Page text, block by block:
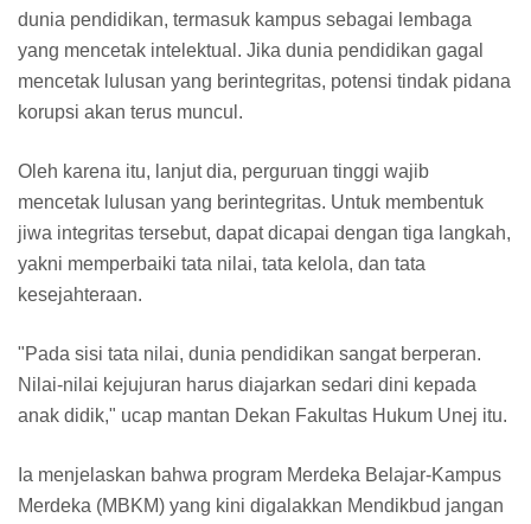
dunia pendidikan, termasuk kampus sebagai lembaga
yang mencetak intelektual. Jika dunia pendidikan gagal
mencetak lulusan yang berintegritas, potensi tindak pidana
korupsi akan terus muncul.
Oleh karena itu, lanjut dia, perguruan tinggi wajib
mencetak lulusan yang berintegritas. Untuk membentuk
jiwa integritas tersebut, dapat dicapai dengan tiga langkah,
yakni memperbaiki tata nilai, tata kelola, dan tata
kesejahteraan.
"Pada sisi tata nilai, dunia pendidikan sangat berperan.
Nilai-nilai kejujuran harus diajarkan sedari dini kepada
anak didik," ucap mantan Dekan Fakultas Hukum Unej itu.
Ia menjelaskan bahwa program Merdeka Belajar-Kampus
Merdeka (MBKM) yang kini digalakkan Mendikbud jangan